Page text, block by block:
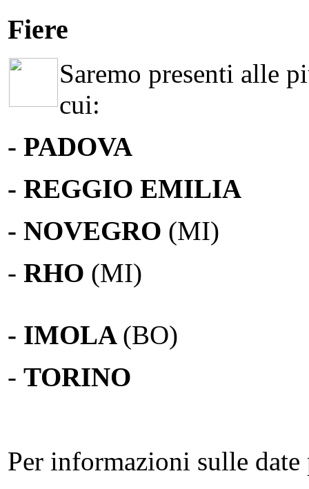
Fiere
Saremo presenti alle
cui:
- PADOVA
- REGGIO EMILIA
- NOVEGRO (MI)
- RHO (MI)
- IMOLA (BO)
- TORINO
Per informazioni sulle